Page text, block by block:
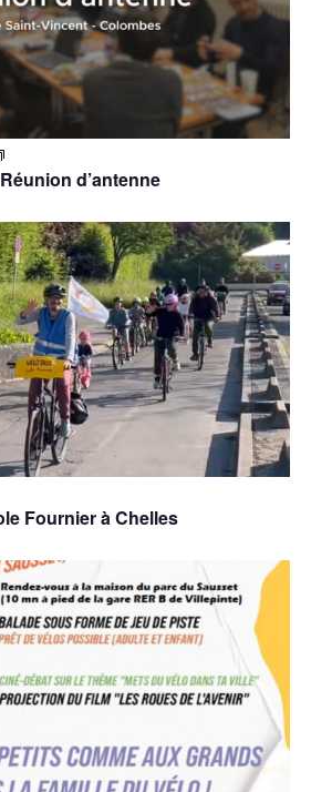
d’antenne
Fournier à Chelles